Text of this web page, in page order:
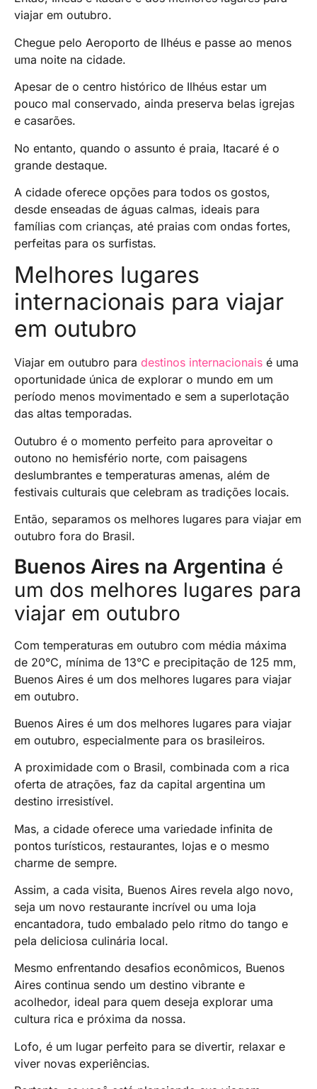
viajar em outubro.
Chegue pelo Aeroporto de Ilhéus e passe ao menos
uma noite na cidade.
Apesar de o centro histórico de Ilhéus estar um
pouco mal conservado, ainda preserva belas igrejas
e casarões.
No entanto, quando o assunto é praia, Itacaré é o
grande destaque.
A cidade oferece opções para todos os gostos,
desde enseadas de águas calmas, ideais para
famílias com crianças, até praias com ondas fortes,
perfeitas para os surfistas.
Melhores lugares
internacionais para viajar
em outubro
Viajar em outubro para destinos internacionais é uma
oportunidade única de explorar o mundo em um
período menos movimentado e sem a superlotação
das altas temporadas.
Outubro é o momento perfeito para aproveitar o
outono no hemisfério norte, com paisagens
deslumbrantes e temperaturas amenas, além de
festivais culturais que celebram as tradições locais.
Então, separamos os melhores lugares para viajar em
outubro fora do Brasil.
Buenos Aires na Argentina é
um dos melhores lugares para
viajar em outubro
Com temperaturas em outubro com média máxima
de 20°C, mínima de 13°C e precipitação de 125 mm,
Buenos Aires é um dos melhores lugares para viajar
em outubro.
Buenos Aires é um dos melhores lugares para viajar
em outubro, especialmente para os brasileiros.
A proximidade com o Brasil, combinada com a rica
oferta de atrações, faz da capital argentina um
destino irresistível.
Mas, a cidade oferece uma variedade infinita de
pontos turísticos, restaurantes, lojas e o mesmo
charme de sempre.
Assim, a cada visita, Buenos Aires revela algo novo,
seja um novo restaurante incrível ou uma loja
encantadora, tudo embalado pelo ritmo do tango e
pela deliciosa culinária local.
Mesmo enfrentando desafios econômicos, Buenos
Aires continua sendo um destino vibrante e
acolhedor, ideal para quem deseja explorar uma
cultura rica e próxima da nossa.
Lofo, é um lugar perfeito para se divertir, relaxar e
viver novas experiências.